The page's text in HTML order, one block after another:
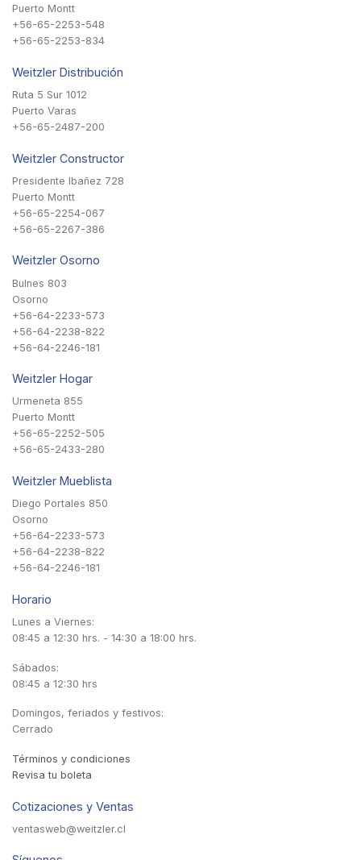
Puerto Montt
+56-65-2253-548
+56-65-2253-834
Weitzler Distribución
Ruta 5 Sur 1012
Puerto Varas
+56-65-2487-200
Weitzler Constructor
Presidente Ibañez 728
Puerto Montt
+56-65-2254-067
+56-65-2267-386
Weitzler Osorno
Bulnes 803
Osorno
+56-64-2233-573
+56-64-2238-822
+56-64-2246-181
Weitzler Hogar
Urmeneta 855
Puerto Montt
+56-65-2252-505
+56-65-2433-280
Weitzler Mueblista
Diego Portales 850
Osorno
+56-64-2233-573
+56-64-2238-822
+56-64-2246-181
Horario
Lunes a Viernes:
08:45 a 12:30 hrs. - 14:30 a 18:00 hrs.
Sábados:
08:45 a 12:30 hrs
Domingos, feriados y festivos:
Cerrado
Términos y condiciones
Revisa tu boleta
Cotizaciones y Ventas
ventasweb@weitzler.cl